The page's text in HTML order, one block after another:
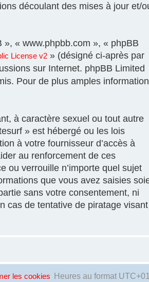
découlant des mises à jour et/
« www.phpbb.com », « phpBB
License v2 » (désigné ci-après par
sur Internet. phpBB Limited
Pour de plus amples
à caractère sexuel ou tout autre
» est hébergé ou les lois
à votre fournisseur d’accès à
au renforcement de ces
ou verrouille n’importe quel sujet
que vous avez saisies
sans votre consentement, ni
cas de tentative de piratage
Heures au format
les cookies